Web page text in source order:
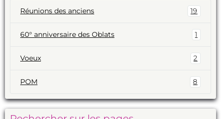
Réunions des anciens 19
60° anniversaire des Oblats 1
Voeux 2
POM 8